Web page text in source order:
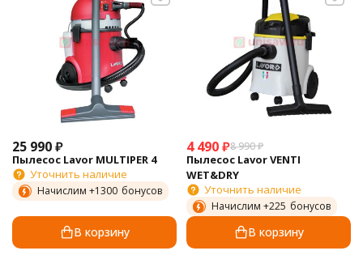
25 990₽
Пылесос Lavor MULTIPER 4
Уточнить наличие
Начислим +1300 бонусов
В корзину
4 490₽8 990₽
Пылесос Lavor VENTI
WET&DRY
Уточнить наличие
Начислим +225 бонусов
В корзину